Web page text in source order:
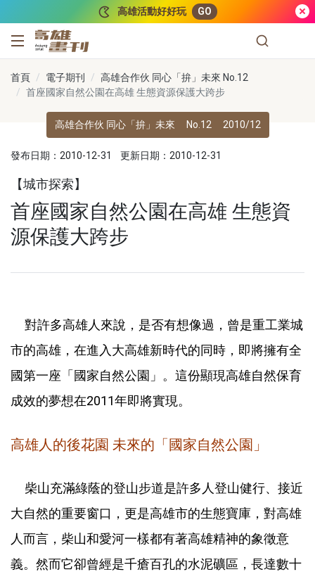
高雄活動好好玩 GO
高雄畫刊
首頁 電子期刊
高雄合作伙 同心「拚」未來 No.12
首座國家自然公園在高雄 生態資源保護大跨步
高雄合作伙 同心「拚」未來 No.12 2010/12
發布日期：2010-12-31 更新日期：2010-12-31
【城市探索】
首座國家自然公園在高雄 生態資
源保護大跨步
對許多高雄人來說，是否有想像過，曾是重工業城
市的高雄，在進入大高雄新時代的同時，即將擁有全
國第一座「國家自然公園」。這份顯現高雄自然保育
成效的夢想在2011年即將實現。
高雄人的後花園 未來的「國家自然公園」
柴山充滿綠蔭的登山步道是許多人登山健行、接近
大自然的重要窗口，更是高雄市的生態寶庫，對高雄
人而言，柴山和愛河一樣都有著高雄精神的象徵意
義。然而它卻曾經是千瘡百孔的水泥礦區，長達數十